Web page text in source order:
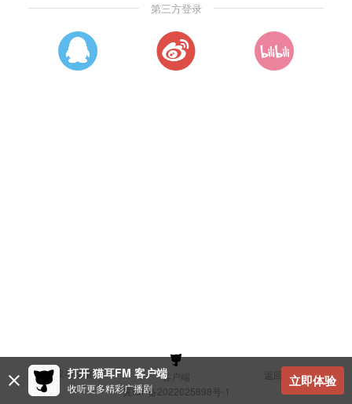
第三方登录
建议与反馈 客户端
返回顶部
冀ICP备2022025898号-1
打开 猫耳FM 客户端
收听更多精彩广播剧 立即体验